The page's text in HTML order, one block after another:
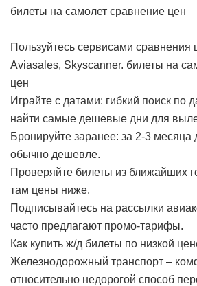
билеты на самолет сравнение цен
Пользуйтесь сервисами сравнения
Aviasales, Skyscanner. билеты на
цен
Играйте с датами: гибкий поиск по
найти самые дешевые дни для
Бронируйте заранее: за 2-3 месяца
обычно дешевле.
Проверяйте билеты из ближайших
там цены ниже.
Подписывайтесь на рассылки
часто предлагают промо-тарифы.
Как купить ж/д билеты по низкой
Железнодорожный транспорт –
относительно недорогой способ